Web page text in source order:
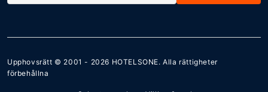
Upphovsrätt © 2001 - 2026 HOTELSONE. Alla rättigheter
förbehållna